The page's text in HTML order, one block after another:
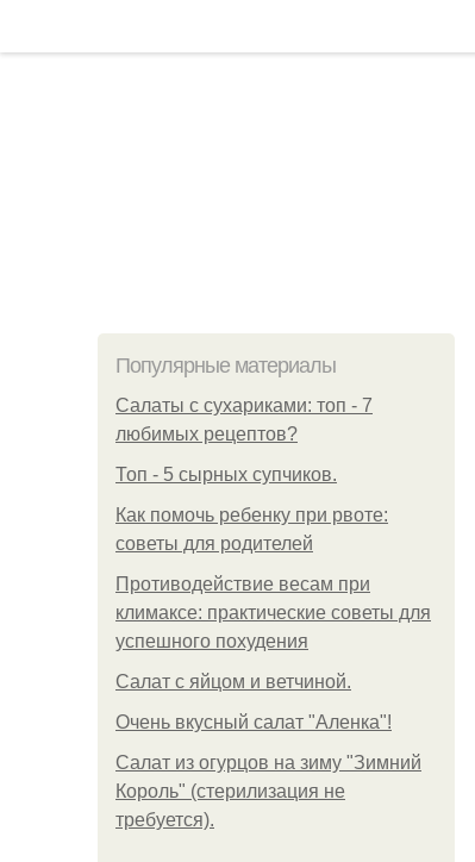
Популярные материалы
Салаты с сухариками: топ - 7
любимых рецептов?
Топ - 5 сырных супчиков.
Как помочь ребенку при рвоте:
советы для родителей
Противодействие весам при
климаксе: практические советы для
успешного похудения
Салат с яйцом и ветчиной.
Очень вкусный салат "Аленка"!
Салат из огурцов на зиму "Зимний
Король" (стерилизация не
требуется).